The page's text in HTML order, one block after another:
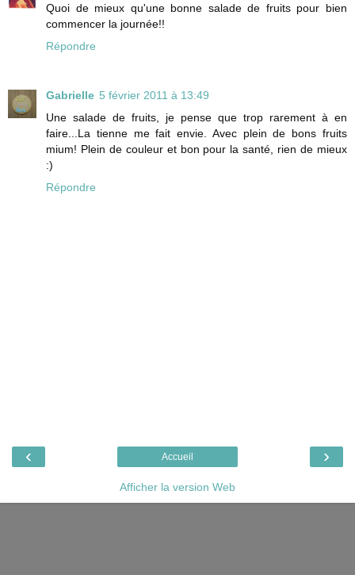
Quoi de mieux qu'une bonne salade de fruits pour bien
commencer la journée!!
Répondre
Gabrielle 5 février 2011 à 13:49
Une salade de fruits, je pense que trop rarement à en
faire...La tienne me fait envie. Avec plein de bons fruits
mium! Plein de couleur et bon pour la santé, rien de mieux
:)
Répondre
‹ ›
Accueil
Afficher la version Web